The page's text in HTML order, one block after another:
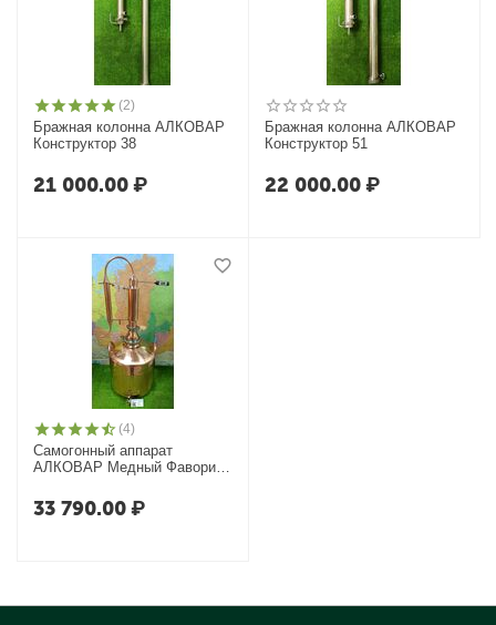
(2)
Бражная колонна АЛКОВАР
Конструктор 38
21 000.00₽
Бражная колонна АЛКОВАР
Конструктор 51
22 000.00₽
(4)
Самогонный аппарат
АЛКОВАР Медный Фаворит
33 790.00₽